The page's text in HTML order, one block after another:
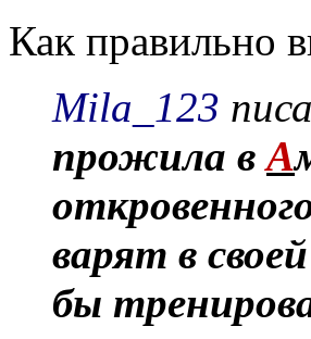
Как
Mila_123
прожила вА
варят в
бы